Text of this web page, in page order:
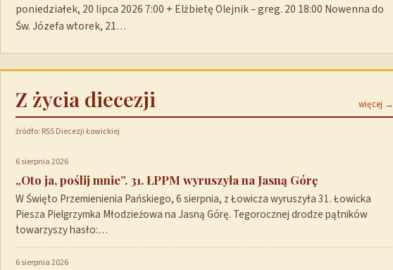
poniedziałek, 20 lipca 2026 7:00 + Elżbietę Olejnik – greg. 20 18:00 Nowenna do
Św. Józefa wtorek, 21…
Z życia diecezji więcej →
źródło: RSS Diecezji Łowickiej
6 sierpnia 2026
„Oto ja, poślij mnie”. 31. ŁPPM wyruszyła na Jasną Górę
W Święto Przemienienia Pańskiego, 6 sierpnia, z Łowicza wyruszyła 31. Łowicka
Piesza Pielgrzymka Młodzieżowa na Jasną Górę. Tegorocznej drodze pątników
towarzyszy hasło:…
6 sierpnia 2026